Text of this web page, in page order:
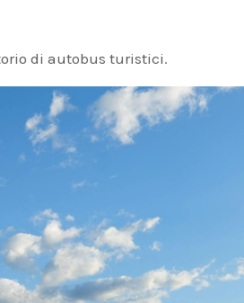
di autobus turistici.